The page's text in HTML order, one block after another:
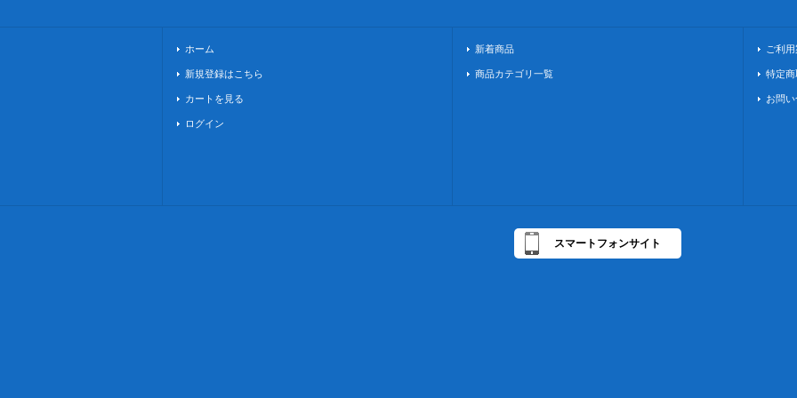
ホーム
新規登録はこちら
カートを見る
ログイン
新着商品
商品カテゴリ一覧
ご利
特定
お問
スマートフォンサイト